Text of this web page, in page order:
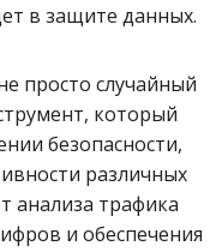
в защите данных.
просто случайный
который
безопасности,
различных
анализа трафика
и обеспечения